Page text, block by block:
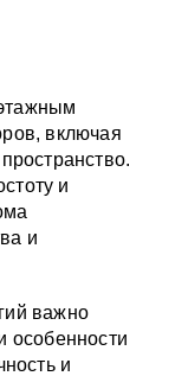
включая
и
и
важно
особенности
и